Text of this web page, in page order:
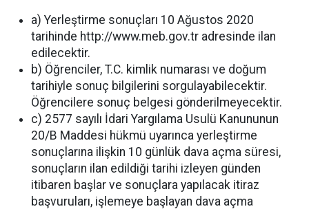
a) Yerleştirme sonuçları 10 Ağustos 2020
tarihinde http://www.meb.gov.tr adresinde ilan
edilecektir.
b) Öğrenciler, T.C. kimlik numarası ve doğum
tarihiyle sonuç bilgilerini sorgulayabilecektir.
Öğrencilere sonuç belgesi gönderilmeyecektir.
c) 2577 sayılı İdari Yargılama Usulü Kanununun
20/B Maddesi hükmü uyarınca yerleştirme
sonuçlarına ilişkin 10 günlük dava açma süresi,
sonuçların ilan edildiği tarihi izleyen günden
itibaren başlar ve sonuçlara yapılacak itiraz
başvuruları, işlemeye başlayan dava açma